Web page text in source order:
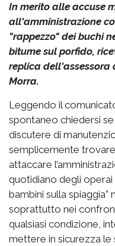
In merito alle accuse
all'amministrazione
"rappezzo" dei buchi
bitume sul porfido,
replica dell'assessora
Morra.
Leggendo il
spontaneo chiedersi
discutere di
semplicemente
attaccare
quotidiano degli
bambini sulla
soprattutto nei
qualsiasi condizione,
mettere in sicurezza le